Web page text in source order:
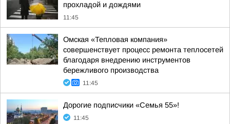
прохладой и дождями
11:45
Омская «Тепловая компания»
совершенствует процесс ремонта теплосетей
благодаря внедрению инструментов
бережливого производства
11:45
Дорогие подписчики «Семья 55»!
11:45